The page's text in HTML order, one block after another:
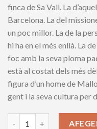
finca de Sa Vall. La
Barcelona. La del
un poc millor. La de la
hi ha en el més enllà. La
foc amb la seva ploma
està al costat dels més
figura d’un home de
gent i la seva cultura per
Joan Francesc March.